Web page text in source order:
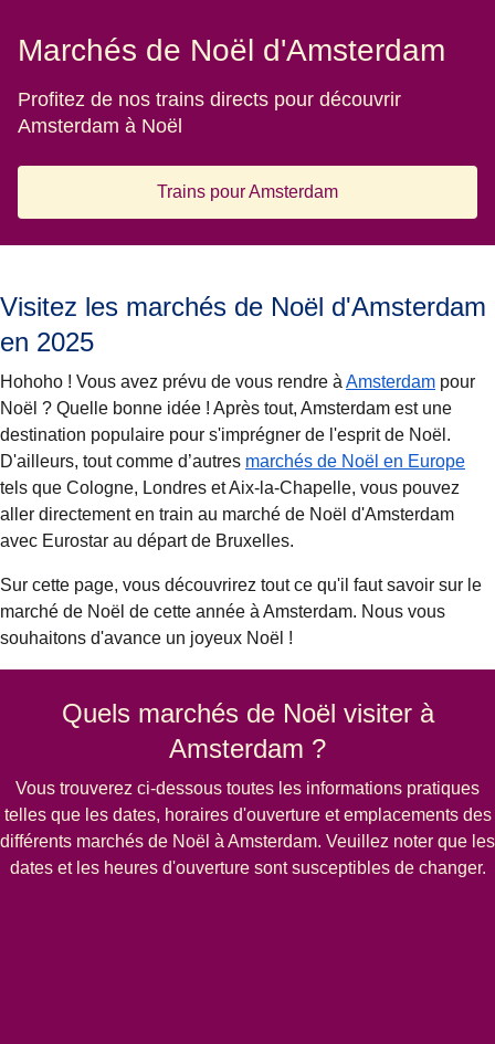
Marchés de Noël d'Amsterdam
Profitez de nos trains directs pour découvrir
Amsterdam à Noël
Trains pour Amsterdam
Visitez les marchés de Noël d'Amsterdam
en 2025
Hohoho ! Vous avez prévu de vous rendre à Amsterdam pour
Noël ? Quelle bonne idée ! Après tout, Amsterdam est une
destination populaire pour s'imprégner de l'esprit de Noël.
D'ailleurs, tout comme d’autres marchés de Noël en Europe
tels que Cologne, Londres et Aix-la-Chapelle, vous pouvez
aller directement en train au marché de Noël d'Amsterdam
avec Eurostar au départ de Bruxelles.
Sur cette page, vous découvrirez tout ce qu'il faut savoir sur le
marché de Noël de cette année à Amsterdam. Nous vous
souhaitons d'avance un joyeux Noël !
Quels marchés de Noël visiter à
Amsterdam ?
Vous trouverez ci-dessous toutes les informations pratiques
telles que les dates, horaires d'ouverture et emplacements des
différents marchés de Noël à Amsterdam. Veuillez noter que les
dates et les heures d'ouverture sont susceptibles de changer.